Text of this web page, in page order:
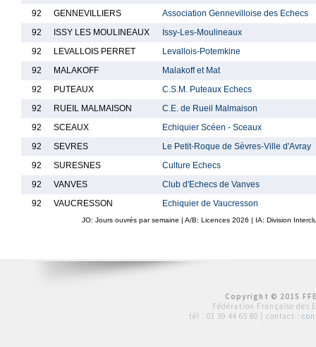
92
GENNEVILLIERS
Association Gennevilloise des Echecs
92
ISSY LES MOULINEAUX
Issy-Les-Moulineaux
92
LEVALLOIS PERRET
Levallois-Potemkine
92
MALAKOFF
Malakoff et Mat
92
PUTEAUX
C.S.M. Puteaux Echecs
92
RUEIL MALMAISON
C.E. de Rueil Malmaison
92
SCEAUX
Echiquier Scéen - Sceaux
92
SEVRES
Le Petit-Roque de Sèvres-Ville d'Avray
92
SURESNES
Culture Echecs
92
VANVES
Club d'Echecs de Vanves
92
VAUCRESSON Echiquier de Vaucresson
JO: Jours ouvrés par semaine | A/B: Licences 2026 | IA: Division
Copyright © 2015
Fédération Française des
tél : 01 39 44 65 80 | contact :